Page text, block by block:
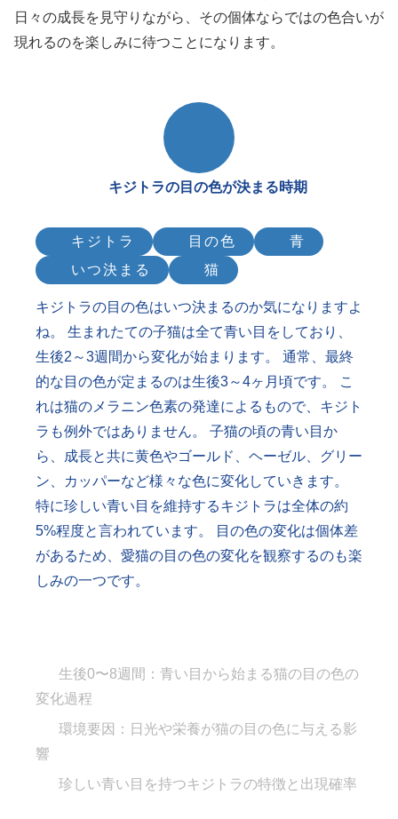
日々の成長を見守りながら、その個体ならではの色合いが
現れるのを楽しみに待つことになります。
キジトラの目の色が決まる時期
キジトラ 目の色
青
いつ決まる
猫
キジトラの目の色はいつ決まるのか気になりますよ
ね。 生まれたての子猫は全て青い目をしており、
生後2～3週間から変化が始まります。 通常、最終
的な目の色が定まるのは生後3～4ヶ月頃です。 こ
れは猫のメラニン色素の発達によるもので、キジト
ラも例外ではありません。 子猫の頃の青い目か
ら、成長と共に黄色やゴールド、ヘーゼル、グリー
ン、カッパーなど様々な色に変化していきます。
特に珍しい青い目を維持するキジトラは全体の約
5%程度と言われています。 目の色の変化は個体差
があるため、愛猫の目の色の変化を観察するのも楽
しみの一つです。
生後0〜8週間：青い目から始まる猫の目の色の
変化過程
環境要因：日光や栄養が猫の目の色に与える影
響
珍しい青い目を持つキジトラの特徴と出現確率